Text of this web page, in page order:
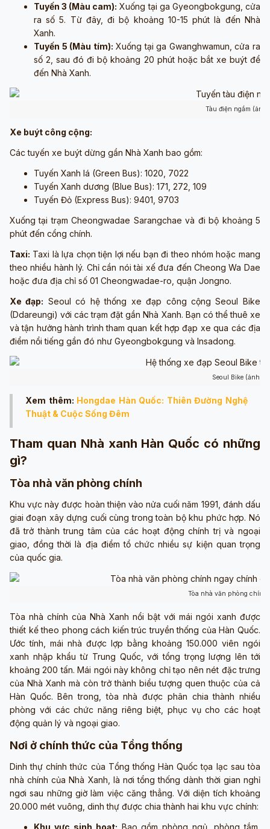
Tuyến 3 (Màu cam): Xuống tại ga Gyeongbokgung, cửa
ra số 5. Từ đây, đi bộ khoảng 10-15 phút là đến Nhà
Xanh.
Tuyến 5 (Màu tím): Xuống tại ga Gwanghwamun, cửa ra
số 2, sau đó đi bộ khoảng 20 phút hoặc bắt xe buýt để
đến Nhà Xanh.
Tàu điện ngầm (ảnh
Xe buýt công cộng:
Các tuyến xe buýt dừng gần Nhà Xanh bao gồm:
Tuyến Xanh lá (Green Bus): 1020, 7022
Tuyến Xanh dương (Blue Bus): 171, 272, 109
Tuyến Đỏ (Express Bus): 9401, 9703
Xuống tại trạm Cheongwadae Sarangchae và đi bộ khoảng 5
phút đến cổng chính.
Taxi: Taxi là lựa chọn tiện lợi nếu bạn đi theo nhóm hoặc mang
theo nhiều hành lý. Chỉ cần nói tài xế đưa đến Cheong Wa Dae
hoặc đưa địa chỉ số 01 Cheongwadae-ro, quận Jongno.
Xe đạp: Seoul có hệ thống xe đạp công cộng Seoul Bike
(Ddareungi) với các trạm đặt gần Nhà Xanh. Bạn có thể thuê xe
và tận hưởng hành trình tham quan kết hợp đạp xe qua các địa
điểm nổi tiếng gần đó như Gyeongbokgung và Insadong.
Seoul Bike (ảnh
Xem thêm: Hongdae Hàn Quốc: Thiên Đường Nghệ
Thuật & Cuộc Sống Đêm
Tham quan Nhà xanh Hàn Quốc có những
gì?
Tòa nhà văn phòng chính
Khu vực này được hoàn thiện vào nửa cuối năm 1991, đánh dấu
giai đoạn xây dựng cuối cùng trong toàn bộ khu phức hợp. Nó
đã trở thành trung tâm của các hoạt động chính trị và ngoại
giao, đồng thời là địa điểm tổ chức nhiều sự kiện quan trọng
của quốc gia.
Tòa nhà văn phòng chính
Tòa nhà chính của Nhà Xanh nổi bật với mái ngói xanh được
thiết kế theo phong cách kiến trúc truyền thống của Hàn Quốc.
Ước tính, mái nhà được lợp bằng khoảng 150.000 viên ngói
xanh nhập khẩu từ Trung Quốc, với tổng trọng lượng lên tới
khoảng 200 tấn. Mái ngói này không chỉ tạo nên nét đặc trưng
của Nhà Xanh mà còn trở thành biểu tượng quen thuộc của cả
Hàn Quốc. Bên trong, tòa nhà được phân chia thành nhiều
phòng với các chức năng riêng biệt, phục vụ cho các hoạt
động quản lý và ngoại giao.
Nơi ở chính thức của Tổng thống
Dinh thự chính thức của Tổng thống Hàn Quốc tọa lạc sau tòa
nhà chính của Nhà Xanh, là nơi tổng thống dành thời gian nghỉ
ngơi sau những giờ làm việc căng thẳng. Với diện tích khoảng
20.000 mét vuông, dinh thự được chia thành hai khu vực chính:
Khu vực sinh hoạt: Bao gồm phòng ngủ, phòng tắm,